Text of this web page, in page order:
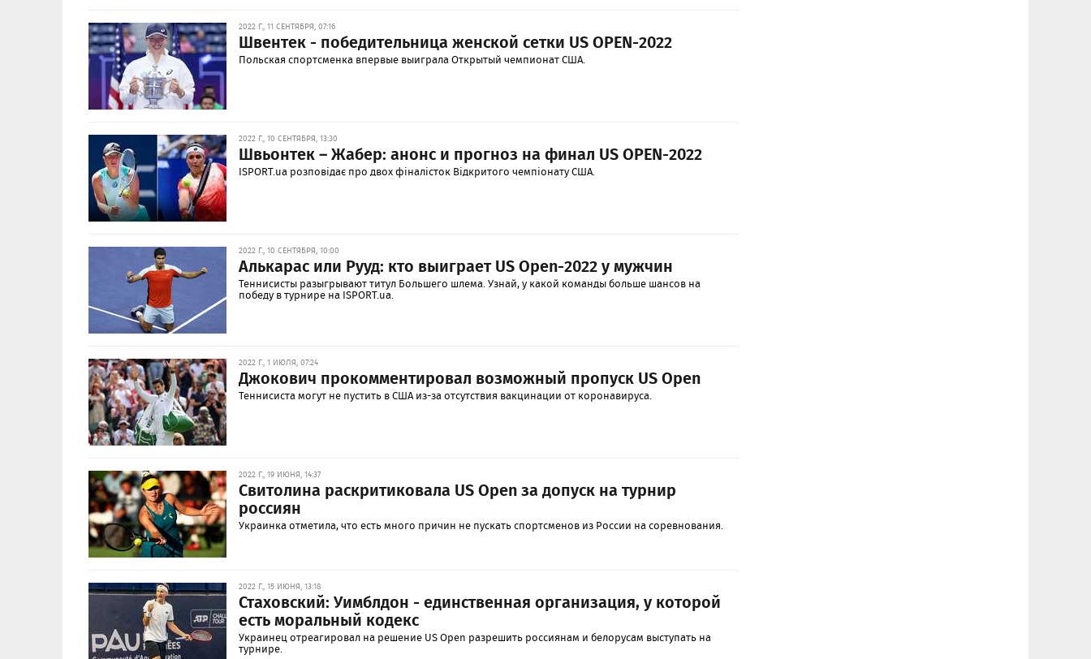
2022 Г., 11 СЕНТЯБРЯ, 07:16
Швентек - победительница женской сетки US OPEN-2022
Польская спортсменка впервые выиграла Открытый чемпионат США.
2022 Г., 10 СЕНТЯБРЯ, 13:30
Швьонтек – Жабер: анонс и прогноз на финал US OPEN-2022
ISPORT.ua розповідає про двох фіналісток Відкритого чемпіонату США.
2022 Г., 10 СЕНТЯБРЯ, 10:00
Алькарас или Рууд: кто выиграет US Open-2022 у мужчин
Теннисисты разыгрывают титул Большего шлема. Узнай, у какой команды больше шансов на
победу в турнире на ISPORT.ua.
2022 Г., 1 ИЮЛЯ, 07:24
Джокович прокомментировал возможный пропуск US Open
Теннисиста могут не пустить в США из-за отсутствия вакцинации от коронавируса.
2022 Г., 19 ИЮНЯ, 14:37
Свитолина раскритиковала US Open за допуск на турнир
россиян
Украинка отметила, что есть много причин не пускать спортсменов из России на соревнования.
2022 Г., 15 ИЮНЯ, 13:18
Стаховский: Уимблдон - единственная организация, у которой
есть моральный кодекс
Украинец отреагировал на решение US Open разрешить россиянам и белорусам выступать на
турнире.